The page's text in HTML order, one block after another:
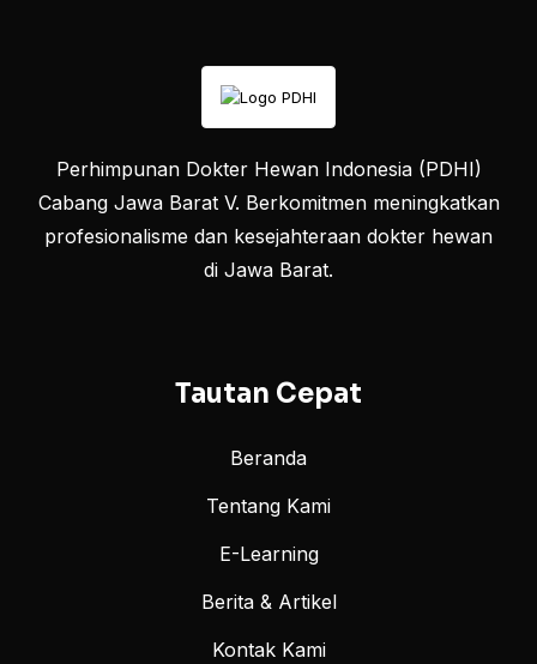
Perhimpunan Dokter Hewan Indonesia (PDHI)
Cabang Jawa Barat V. Berkomitmen meningkatkan
profesionalisme dan kesejahteraan dokter hewan
di Jawa Barat.
Tautan Cepat
Beranda
Tentang Kami
E-Learning
Berita & Artikel
Kontak Kami